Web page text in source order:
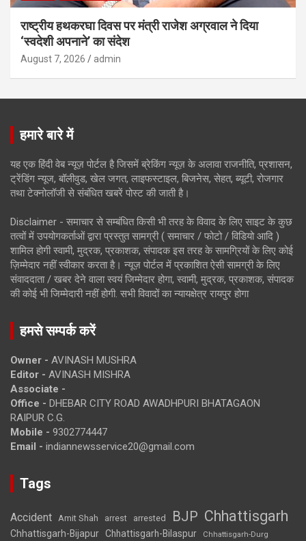
राष्ट्रीय हथकरघा दिवस पर मंत्री राजेश अग्रवाल ने दिया
‘स्वदेशी अपनाने’ का संदेश
August 7, 2026 admin
हमारे बारे में
यह एक हिंदी वेब न्यूज़ पोर्टल है जिसमें ब्रेकिंग न्यूज़ के अलावा राजनीति, प्रशासन,
ट्रेंडिंग न्यूज, बॉलीवुड, खेल जगत, लाइफस्टाइल, बिजनेस, सेहत, ब्यूटी, रोजगार
तथा टेक्नोलॉजी से संबंधित खबरें पोस्ट की जाती है।
Disclaimer - समाचार से सम्बंधित किसी भी तरह के विवाद के लिए साइट के कुछ
तत्वों में उपयोगकर्ताओं द्वारा प्रस्तुत सामग्री ( समाचार / फोटो / विडियो आदि )
शामिल होगी स्वामी, मुद्रक, प्रकाशक, संपादक इस तरह के सामग्रियों के लिए कोई
ज़िम्मेदार नहीं स्वीकार करता है। न्यूज़ पोर्टल में प्रकाशित ऐसी सामग्री के लिए
संवाददाता / खबर देने वाला स्वयं जिम्मेदार होगा, स्वामी, मुद्रक, प्रकाशक, संपादक
की कोई भी जिम्मेदारी नहीं होगी. सभी विवादों का न्यायक्षेत्र रायपुर होगा
हमसे सम्पर्क करें
Owner - AVINASH MUSHRA
Editor - AVINASH MISHRA
Associate -
Office - DHEBAR CITY ROAD AWADHPURI BHATAGAON
RAIPUR C.G.
Mobile - 9302774447
Email - indiannewsservice20@gmail.com
Tags
Accident Amit Shah arrest arrested BJP Chhattisgarh
Chhattisgarh-Bijapur Chhattisgarh-Bilaspur Chhattisgarh-Durg